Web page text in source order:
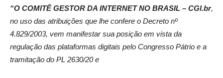
“O COMITÊ GESTOR DA INTERNET NO BRASIL – CGI.br,
no uso das atribuições que lhe confere o Decreto nº
4.829/2003, vem manifestar sua posição em vista da
regulação das plataformas digitais pelo Congresso Pátrio e a
tramitação do PL 2630/20 e